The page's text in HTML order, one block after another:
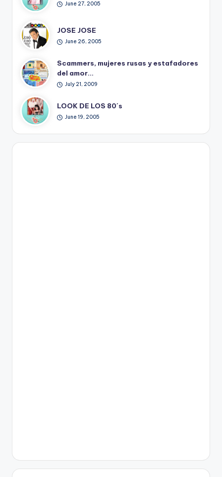
June 27, 2005
JOSE JOSE
June 26, 2005
Scammers, mujeres rusas y estafadores
del amor…
July 21, 2009
LOOK DE LOS 80´s
June 19, 2005